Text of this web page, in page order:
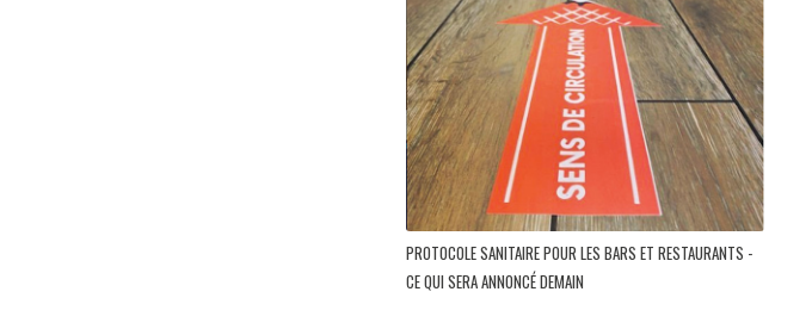
PROTOCOLE SANITAIRE POUR LES BARS ET RESTAURANTS -
CE QUI SERA ANNONCÉ DEMAIN